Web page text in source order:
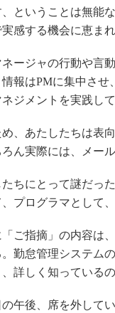
ということは無能
感する機会に恵ま
ージャの行動や言
報はPMに集中さ
ジメントを実践し
、あたしたちは表
ん実際には、メー
ちにとって謎だっ
プログラマとして
ご指摘」の内容は
勤怠管理システム
詳しく知っている
午後、席を外して